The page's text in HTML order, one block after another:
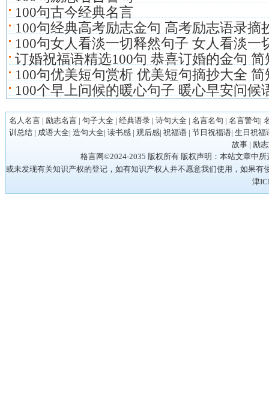
100句古今经典名言
100句经典高考励志金句 高考励志语录摘
100句女人看淡一切释然句子 女人看淡一
订婚祝福语精选100句 恭喜订婚的金句
100句优美短句赏析 优美短句摘抄大全
100个早上问候的暖心句子 暖心早安问候
名人名言| 励志名言| 句子大全| 经典语录| 诗句大全| 名言名句 | 名言警句|
训总结| 成语大全| 造句大全| 读书感| 观后感| 祝福语| 节日祝福语| 生日祝福
故事| 励
格言网©2024-2035 版权所有 版权声明：本站文章中
或未发现有关知识产权的登记，如有知识产权人并不愿意我们使用，如果有
津